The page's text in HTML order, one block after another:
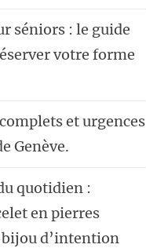
séniors : le guide
votre forme
et urgences
Genève.
quotidien :
en pierres
d’intention